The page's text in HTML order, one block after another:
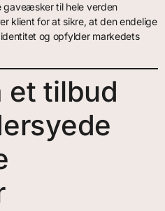
til hele verden
klient for at sikre, at den endelige
og opfylder markedets
et tilbud